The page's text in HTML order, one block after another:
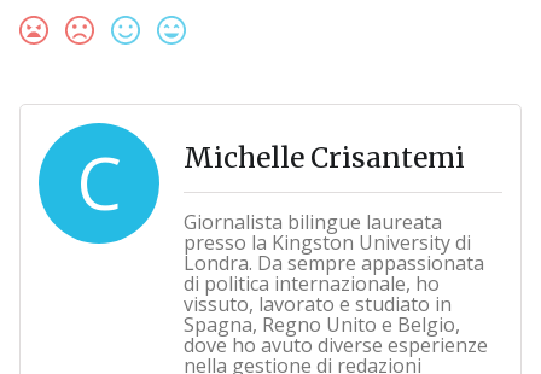
C Michelle Crisantemi
Giornalista bilingue laureata
presso la Kingston University di
Londra. Da sempre appassionata
di politica internazionale, ho
vissuto, lavorato e studiato in
Spagna, Regno Unito e Belgio,
dove ho avuto diverse esperienze
nella gestione di redazioni